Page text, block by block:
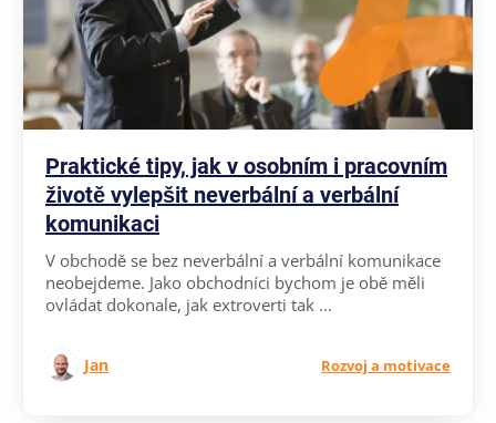
Praktické tipy, jak v osobním i pracovním
životě vylepšit neverbální a verbální
komunikaci
V obchodě se bez neverbální a verbální komunikace
neobejdeme. Jako obchodníci bychom je obě měli
ovládat dokonale, jak extroverti tak ...
Jan Rozvoj a motivace